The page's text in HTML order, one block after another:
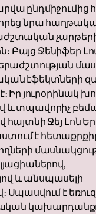
ընդմիջումից
նրա
Բայց Ջենիֆեր
էֆեկտների
Իր յուրօրինակ
և տպավորիչ
հայտնի Ջեյ Լոն
է հետաքրքիր
և անսպասելի
Սպասվում է